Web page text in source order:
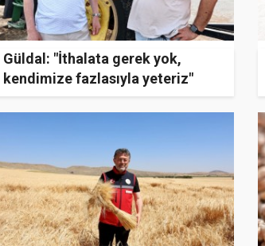
Güldal: "İthalata gerek yok,
kendimize fazlasıyla yeteriz"